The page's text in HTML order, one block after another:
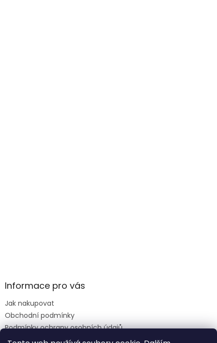
Informace pro vás
Jak nakupovat
Obchodní podmínky
Podmínky ochrany osobních údajů
Reklamace formulář